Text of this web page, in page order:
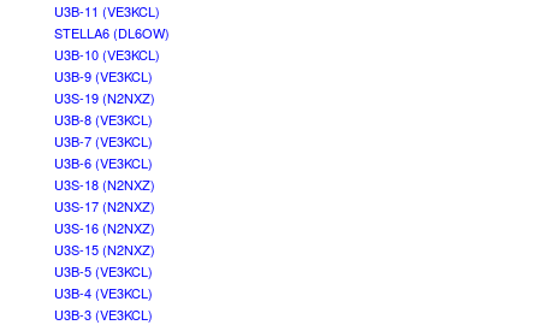
U3B-11 (VE3KCL)
STELLA6 (DL6OW)
U3B-10 (VE3KCL)
U3B-9 (VE3KCL)
U3S-19 (N2NXZ)
U3B-8 (VE3KCL)
U3B-7 (VE3KCL)
U3B-6 (VE3KCL)
U3S-18 (N2NXZ)
U3S-17 (N2NXZ)
U3S-16 (N2NXZ)
U3S-15 (N2NXZ)
U3B-5 (VE3KCL)
U3B-4 (VE3KCL)
U3B-3 (VE3KCL)